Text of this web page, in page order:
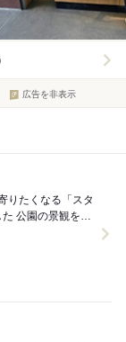
広告を非表示
りたくなる「スタ
損